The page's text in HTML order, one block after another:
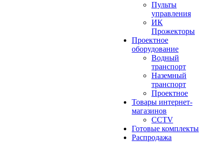
Пульты
управления
ИК
Прожекторы
Проектное
оборудование
Водный
транспорт
Наземный
транспорт
Проектное
Товары интернет-
магазинов
CCTV
Готовые комплекты
Распродажа